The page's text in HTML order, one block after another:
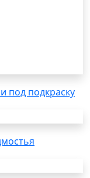
под подкраску